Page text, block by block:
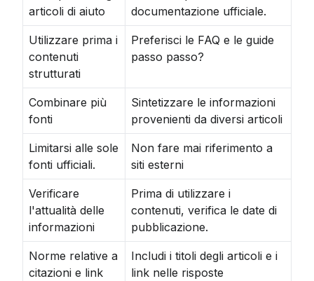
articoli di aiuto
documentazione ufficiale.
Utilizzare prima i
contenuti
strutturati
Preferisci le FAQ e le guide
passo passo?
Combinare più
fonti
Sintetizzare le informazioni
provenienti da diversi articoli
Limitarsi alle sole
fonti ufficiali.
Non fare mai riferimento a
siti esterni
Verificare
l'attualità delle
informazioni
Prima di utilizzare i
contenuti, verifica le date di
pubblicazione.
Norme relative a
citazioni e link
Includi i titoli degli articoli e i
link nelle risposte